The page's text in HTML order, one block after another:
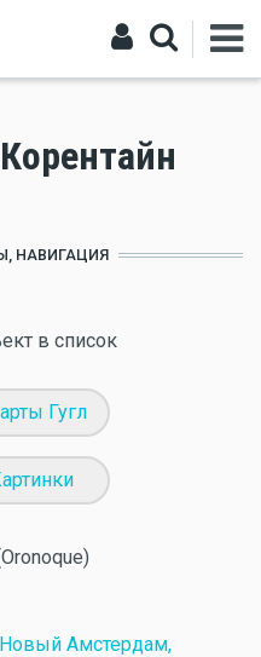
НАВИГАЦИЯ
в список
Гугл
Амстердам,